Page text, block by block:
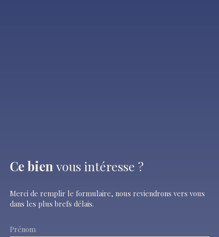
Ce bien vous intéresse ?
Merci de remplir le formulaire, nous reviendrons vers vous
dans les plus brefs délais.
Prénom